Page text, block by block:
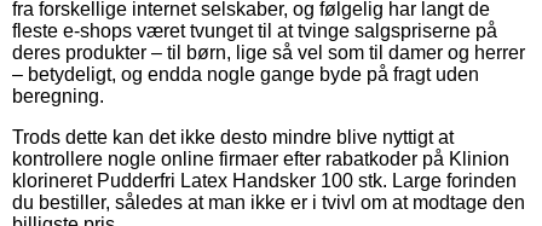
fra forskellige internet selskaber, og følgelig har langt de
fleste e-shops været tvunget til at tvinge salgspriserne på
deres produkter – til børn, lige så vel som til damer og herrer
– betydeligt, og endda nogle gange byde på fragt uden
beregning.
Trods dette kan det ikke desto mindre blive nyttigt at
kontrollere nogle online firmaer efter rabatkoder på Klinion
klorineret Pudderfri Latex Handsker 100 stk. Large forinden
du bestiller, således at man ikke er i tvivl om at modtage den